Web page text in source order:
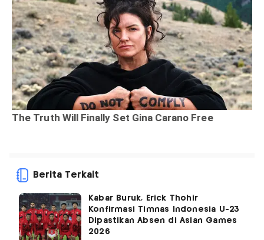
Berita Terkait
Kabar Buruk, Erick Thohir
Konfirmasi Timnas Indonesia U-23
Dipastikan Absen di Asian Games
2026